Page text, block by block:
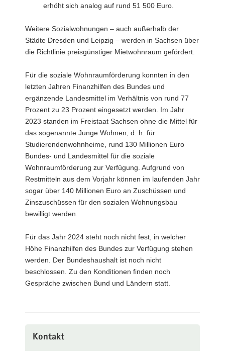
erhöht sich analog auf rund 51 500 Euro.
Weitere Sozialwohnungen – auch außerhalb der
Städte Dresden und Leipzig – werden in Sachsen über
die Richtlinie preisgünstiger Mietwohnraum gefördert.
Für die soziale Wohnraumförderung konnten in den
letzten Jahren Finanzhilfen des Bundes und
ergänzende Landesmittel im Verhältnis von rund 77
Prozent zu 23 Prozent eingesetzt werden. Im Jahr
2023 standen im Freistaat Sachsen ohne die Mittel für
das sogenannte Junge Wohnen, d. h. für
Studierendenwohnheime, rund 130 Millionen Euro
Bundes- und Landesmittel für die soziale
Wohnraumförderung zur Verfügung. Aufgrund von
Restmitteln aus dem Vorjahr können im laufenden Jahr
sogar über 140 Millionen Euro an Zuschüssen und
Zinszuschüssen für den sozialen Wohnungsbau
bewilligt werden.
Für das Jahr 2024 steht noch nicht fest, in welcher
Höhe Finanzhilfen des Bundes zur Verfügung stehen
werden. Der Bundeshaushalt ist noch nicht
beschlossen. Zu den Konditionen finden noch
Gespräche zwischen Bund und Ländern statt.
Kontakt